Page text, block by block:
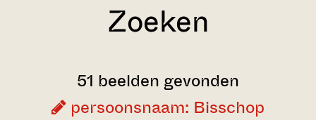
Zoeken
51 beelden gevonden
persoonsnaam: Bisschop